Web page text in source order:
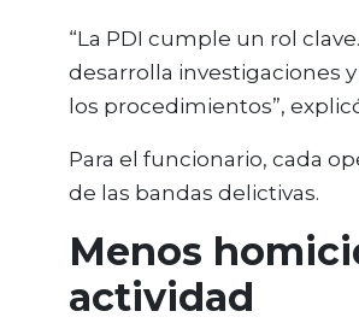
“La PDI cumple un rol
desarrolla investigaciones
los procedimientos”,
Para el funcionario, cada
de las bandas delictivas.
Menos
actividad